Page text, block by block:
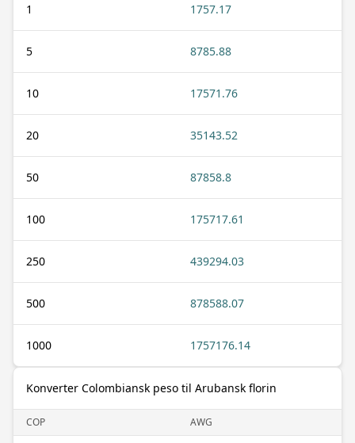
1 1757.17
5 8785.88
10 17571.76
20 35143.52
50 87858.8
100 175717.61
250 439294.03
500 878588.07
1000 1757176.14
Konverter Colombiansk peso til Arubansk florin
COP AWG